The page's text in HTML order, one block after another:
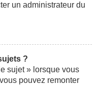
un administrateur du
?
sujet » lorsque vous
pouvez remonter